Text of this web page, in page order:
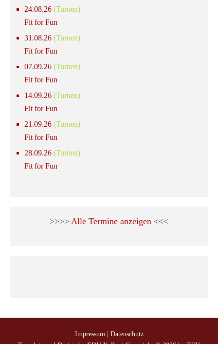
24.08.26 (Turnen)
Fit for Fun
31.08.26 (Turnen)
Fit for Fun
07.09.26 (Turnen)
Fit for Fun
14.09.26 (Turnen)
Fit for Fun
21.09.26 (Turnen)
Fit for Fun
28.09.26 (Turnen)
Fit for Fun
>>>> Alle Termine anzeigen <<<
Impressum
Datenschutz